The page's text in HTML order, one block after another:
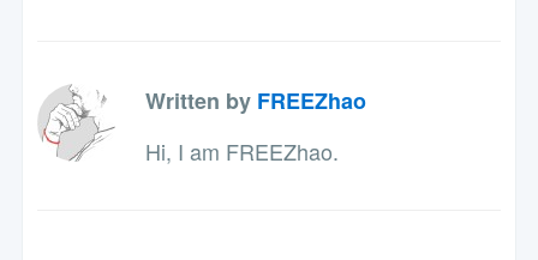
Written by FREEZhao
Hi, I am FREEZhao.